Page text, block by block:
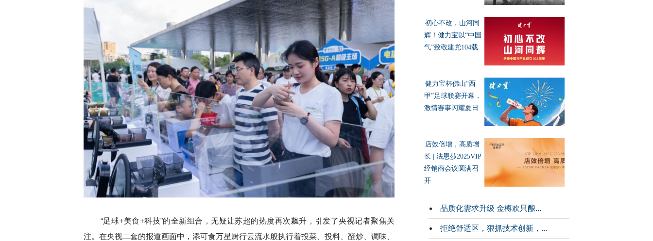
“足球+美食+科技”的全新组合，无疑让苏超的热度再次飙升，引发了央视记者聚焦关
注。在央视二套的报道画面中，添可食万星厨行云流水般执行着投菜、投料、翻炒、调味、
初心不改，山河同
辉！健力宝以“中国
气”致敬建党104载
健力宝杯佛山“西
甲”足球联赛开幕，
激情赛事闪耀夏日
店效倍增，高质增
长 | 法恩莎2025VIP
经销商会议圆满召
开
品质化需求升级 金樽欢只酿...
拒绝舒适区，狠抓技术创新，...